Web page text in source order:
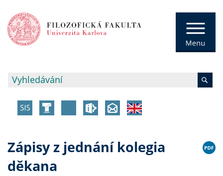
Zápisy z jednání kolegia
děkana